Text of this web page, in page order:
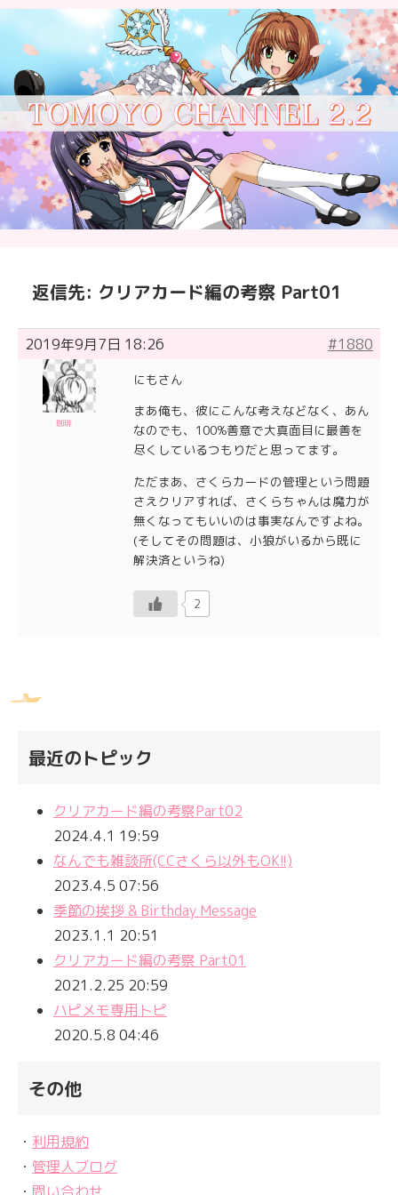
返信先: クリアカード編の考察 Part01
2019年9月7日 18:26 #1880
珈琲
にもさん
まあ俺も、彼にこんな考えなどなく、あん
なのでも、100%善意で大真面目に最善を
尽くしているつもりだと思ってます。
ただまあ、さくらカードの管理という問題
さえクリアすれば、さくらちゃんは魔力が
無くなってもいいのは事実なんですよね。
(そしてその問題は、小狼がいるから既に
解決済というね)
2
最近のトピック
クリアカード編の考察Part02
2024.4.1 19:59
なんでも雑談所(CCさくら以外もOK!!)
2023.4.5 07:56
季節の挨拶 & Birthday Message
2023.1.1 20:51
クリアカード編の考察 Part01
2021.2.25 20:59
ハピメモ専用トピ
2020.5.8 04:46
その他
・ 利用規約
・ 管理人ブログ